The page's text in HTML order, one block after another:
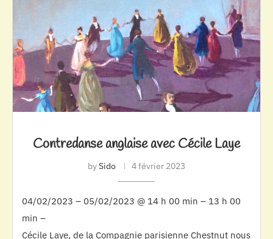
Contredanse anglaise avec Cécile Laye
bySido 4 février 2023
04/02/2023 – 05/02/2023 @ 14 h 00 min – 13 h 00
min –
Cécile Laye, de la Compagnie parisienne Chestnut nous